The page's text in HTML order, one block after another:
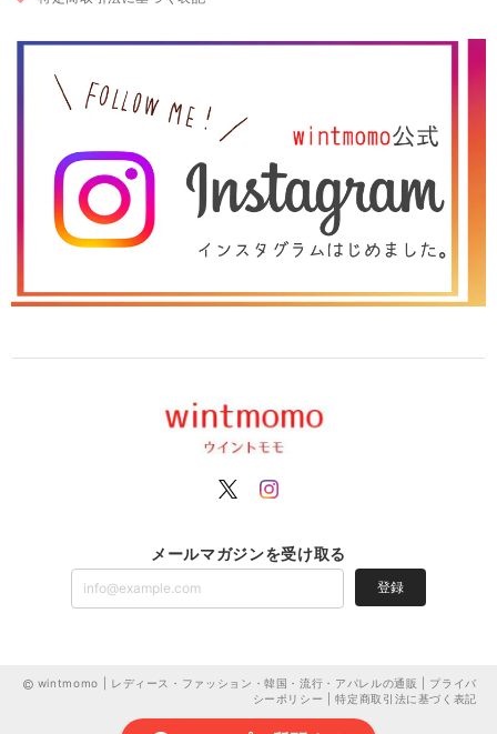
メールマガジンを受け取る
登録
wintmomo | レディース・ファッション・韓国・流行・アパレルの通販 | プライバ
シーポリシー
|特定商取引法に基づく表記